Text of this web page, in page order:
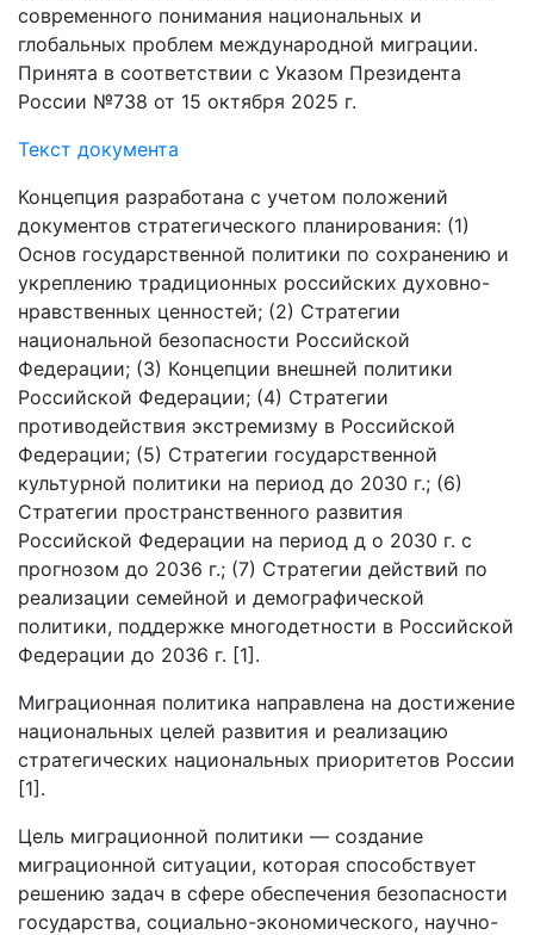
современного понимания национальных и
глобальных проблем международной миграции.
Принята в соответствии с Указом Президента
России №738 от 15 октября 2025 г.
Текст документа
Концепция разработана с учетом положений
документов стратегического планирования: (1)
Основ государственной политики по сохранению и
укреплению традиционных российских духовно-
нравственных ценностей; (2) Стратегии
национальной безопасности Российской
Федерации; (3) Концепции внешней политики
Российской Федерации; (4) Стратегии
противодействия экстремизму в Российской
Федерации; (5) Стратегии государственной
культурной политики на период до 2030 г.; (6)
Стратегии пространственного развития
Российской Федерации на период д о 2030 г. с
прогнозом до 2036 г.; (7) Стратегии действий по
реализации семейной и демографической
политики, поддержке многодетности в Российской
Федерации до 2036 г. [1].
Миграционная политика направлена на достижение
национальных целей развития и реализацию
стратегических национальных приоритетов России
[1].
Цель миграционной политики — создание
миграционной ситуации, которая способствует
решению задач в сфере обеспечения безопасности
государства, социально-экономического, научно-